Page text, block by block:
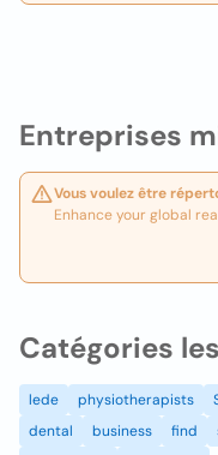
Entreprises
Vous voulez être
Enhance your global
Catégories
lede physiotherapists
dental
business find